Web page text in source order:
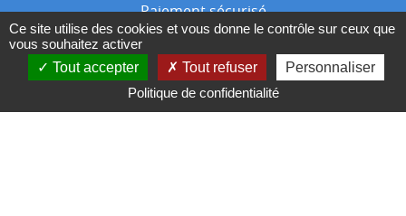
Paiement sécurisé
Nos magasins
Ce site utilise des cookies et vous donne le contrôle sur ceux que
vous souhaitez activer
Tout accepter
Tout refuser
Personnaliser
Politique de confidentialité